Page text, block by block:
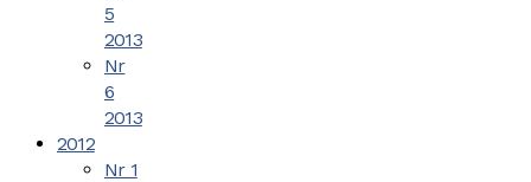
5
2013
Nr
6
2013
2012
Nr 1